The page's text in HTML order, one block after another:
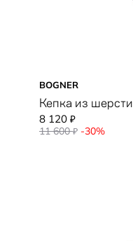
BOGNER
Кепка из шерсти
8 120 ₽
11 600₽ -30%